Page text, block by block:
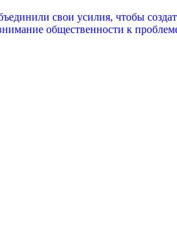
свои усилия, чтобы
общественности к